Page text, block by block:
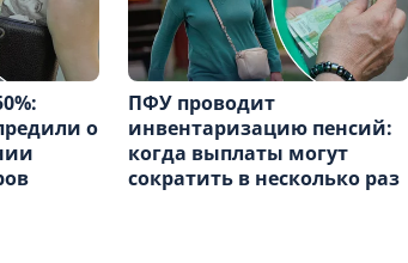
о
ПФУ проводит
инвентаризацию пенсий:
когда выплаты могут
сократить в несколько раз